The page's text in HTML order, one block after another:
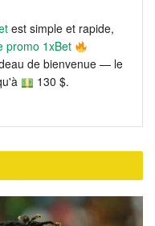
est simple et rapide,
promo 1xBet
de bienvenue — le
130 $.